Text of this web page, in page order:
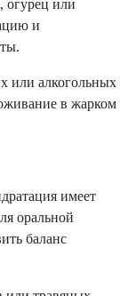
огурец или
и
или алкогольных
в жарком
имеет
оральной
баланс